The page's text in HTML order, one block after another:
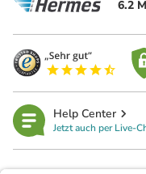
6.2
Help Center
Jetzt auch per Live-